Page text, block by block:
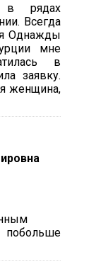
в рядах
Всегда
Однажды
мне
в
заявку.
женщина,
побольше